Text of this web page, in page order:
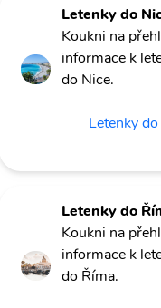
Letenky do
Koukni na
informace k
do Nice.
Letenky
Letenky do
Koukni na
informace k
do Říma.